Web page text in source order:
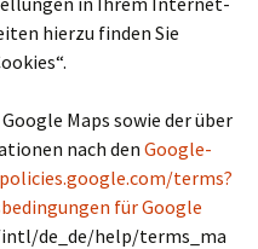
hierzu finden Sie
Maps sowie der über
nach den Google-
terms?
für Google
de_de/help/terms_ma